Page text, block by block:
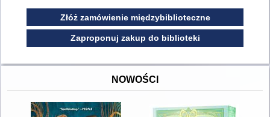
Złóż zamówienie międzybiblioteczne
Zaproponuj zakup do biblioteki
NOWOŚCI